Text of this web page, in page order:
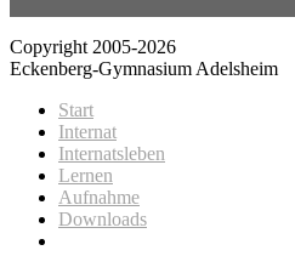
Copyright 2005-2026
Eckenberg-Gymnasium Adelsheim
Start
Internat
Internatsleben
Lernen
Aufnahme
Downloads